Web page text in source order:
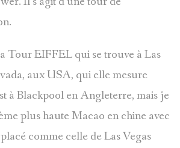
Tour EIFFEL qui se trouve à Las
aux USA, qui elle mesure
à Blackpool en Angleterre, mais je
plus haute Macao en chine avec
comme celle de Las Vegas